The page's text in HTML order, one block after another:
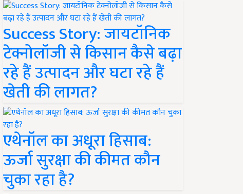
Success Story: जायटॉनिक
टेक्नोलॉजी से किसान कैसे बढ़ा
रहे हैं उत्पादन और घटा रहे हैं
खेती की लागत?
एथेनॉल का अधूरा हिसाब:
ऊर्जा सुरक्षा की कीमत कौन
चुका रहा है?